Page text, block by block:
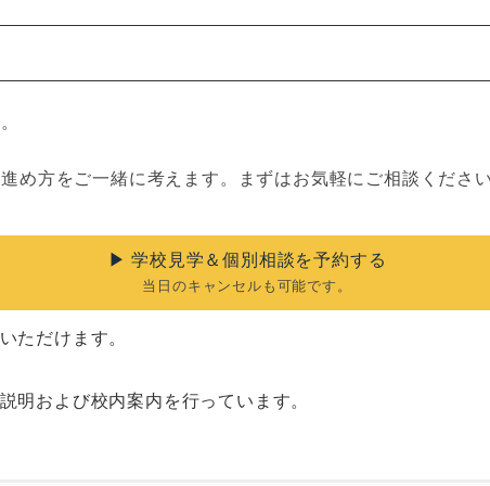
め方をご一緒に考えます。まずはお気軽にご相談くださ
▶︎ 学校見学＆個別相談を予約する
当日のキャンセルも可能です。
いただけます。
明および校内案内を行っています。